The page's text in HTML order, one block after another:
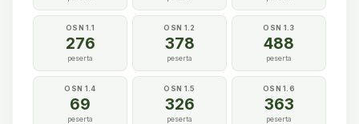
OSN 1.1
276
peserta
OSN 1.2
378
peserta
OSN 1.3
488
peserta
OSN 1.4
69
peserta
OSN 1.5
326
peserta
OSN 1.6
363
peserta